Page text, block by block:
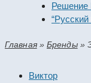
Решение EKF
“Русский
Главная»Бренды»
Виктор